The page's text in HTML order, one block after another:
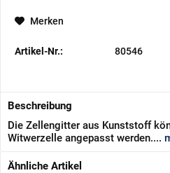
Merken
Artikel-Nr.: 80546
Beschreibung
Die Zellengitter aus Kunststoff
Witwerzelle angepasst werden....
Ähnliche Artikel